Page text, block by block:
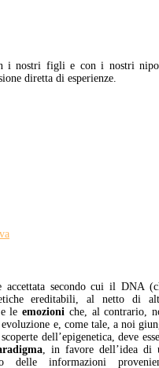
i nostri figli e con i nostri
diretta di esperienze.
accettata secondo cui il DNA
ereditabili, al netto di
e leemozioni che, al contrario,
e, come tale, a noi
dell’epigenetica, deve
, in favore dell’idea di
delle informazioni